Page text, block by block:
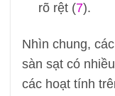
rõ rệt (7).
Nhìn chung,
sàn sạt có
các hoạt tính